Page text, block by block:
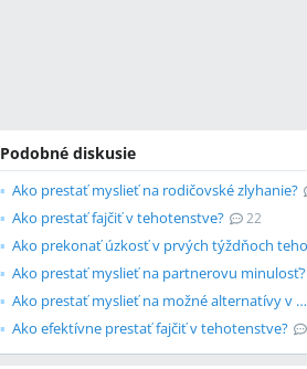
Podobné diskusie
Ako prestať myslieť na rodičovské zlyhanie?
Ako prestať fajčiť v tehotenstve? 22
Ako prestať myslieť na partnerovu minulosť?
Ako prestať myslieť na možné alternatívy v živote?
Ako efektívne prestať fajčiť v tehotenstve?